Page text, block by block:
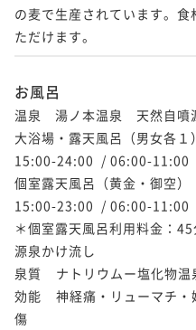
の麦で生産されています。
ただけます。
お風呂
温泉　湯ノ本温泉　天然
大浴場・露天風呂（男女各１）
15:00-24:00  / 06:00-11:00
個室露天風呂（黄金・御空）
15:00-23:00  / 06:00-11:00
＊個室露天風呂利用料金：
源泉かけ流し
泉質    ナトリウムー塩化物
効能    神経痛・リューマチ
傷